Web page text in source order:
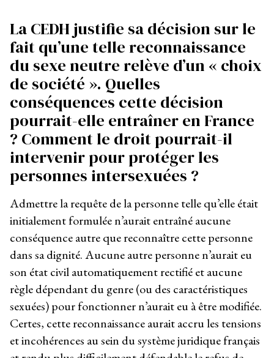
La CEDH justifie sa décision sur le
fait qu’une telle reconnaissance
du sexe neutre relève d’un « choix
de société ». Quelles
conséquences cette décision
pourrait-elle entraîner en France
? Comment le droit pourrait-il
intervenir pour protéger les
personnes intersexuées ?
Admettre la requête de la personne telle qu’elle était
initialement formulée n’aurait entraîné aucune
conséquence autre que reconnaître cette personne
dans sa dignité. Aucune autre personne n’aurait eu
son état civil automatiquement rectifié et aucune
règle dépendant du genre (ou des caractéristiques
sexuées) pour fonctionner n’aurait eu à être modifiée.
Certes, cette reconnaissance aurait accru les tensions
et incohérences au sein du système juridique français